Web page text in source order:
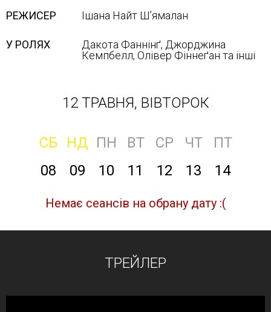
РЕЖИСЕР Ішана Найт Ш’ямалан
У РОЛЯХ
Дакота Фаннінґ, Джорджина
Кемпбелл, Олівер Фіннеґан та інші
12 ТРАВНЯ, ВІВТОРОК
СБ НД ПН ВТ СР ЧТ
ПТ
08
09 10 11 12 13 14
Немає сеансів на обрану дату :(
ТРЕЙЛЕР